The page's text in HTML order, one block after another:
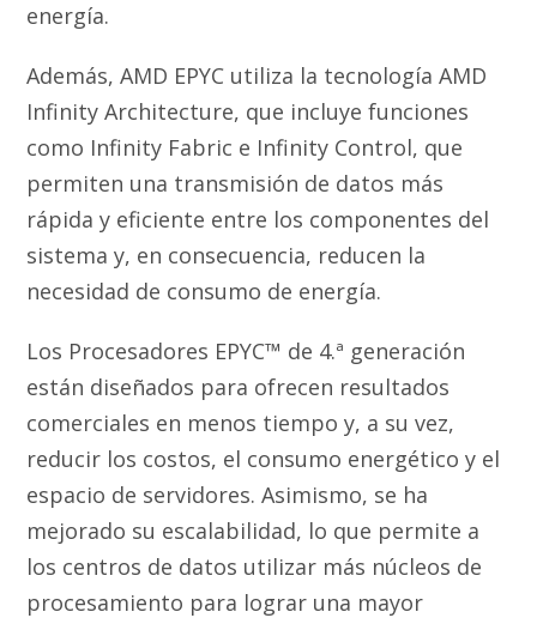
energía.
Además, AMD EPYC utiliza la tecnología AMD
Infinity Architecture, que incluye funciones
como Infinity Fabric e Infinity Control, que
permiten una transmisión de datos más
rápida y eficiente entre los componentes del
sistema y, en consecuencia, reducen la
necesidad de consumo de energía.
Los Procesadores EPYC™ de 4.ª generación
están diseñados para ofrecen resultados
comerciales en menos tiempo y, a su vez,
reducir los costos, el consumo energético y el
espacio de servidores. Asimismo, se ha
mejorado su escalabilidad, lo que permite a
los centros de datos utilizar más núcleos de
procesamiento para lograr una mayor